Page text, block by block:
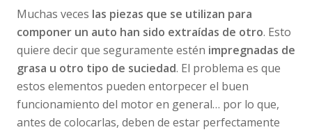
Muchas veces las piezas que se utilizan para
componer un auto han sido extraídas de otro. Esto
quiere decir que seguramente estén impregnadas de
grasa u otro tipo de suciedad. El problema es que
estos elementos pueden entorpecer el buen
funcionamiento del motor en general… por lo que,
antes de colocarlas, deben de estar perfectamente